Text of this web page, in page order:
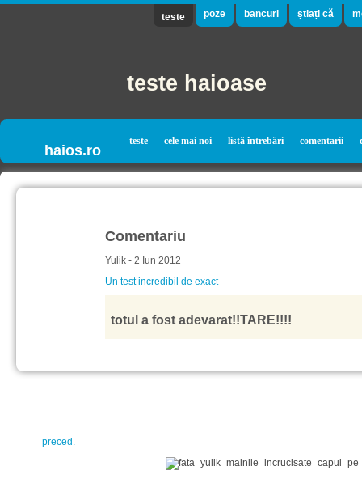
teste poze bancuri știați că
teste haioase
haios.ro
teste cele mai noi listă întrebări comentarii
Comentariu
Yulik - 2 Iun 2012
Un test incredibil de exact
totul a fost adevarat!!TARE!!!!
preced.